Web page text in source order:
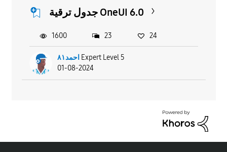
جدول ترقية OneUI 6.0
احمد٨١ Expert Level 5
01-08-2024
1600 23 24